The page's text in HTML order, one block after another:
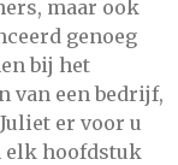
maar ook
genoeg
bij het
van een bedrijf,
er voor u
hoofdstuk